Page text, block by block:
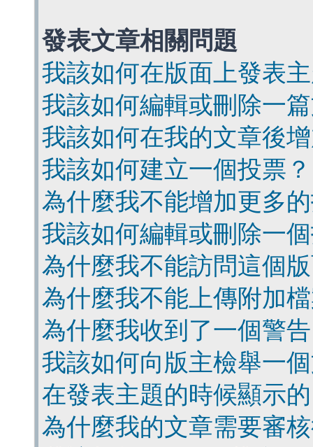
發表文章相關問題
我該如何在版面上發表
我該如何編輯或刪除一
我該如何在我的文章後
我該如何建立一個投票？
為什麼我不能增加更多
我該如何編輯或刪除一
為什麼我不能訪問這個
為什麼我不能上傳附加
為什麼我收到了一個警
我該如何向版主檢舉一
在發表主題的時候顯示
為什麼我的文章需要審